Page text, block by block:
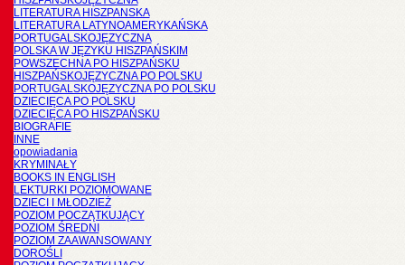
LITERATURA HISZPANSKA
LITERATURA LATYNOAMERYKAŃSKA
PORTUGALSKOJĘZYCZNA
POLSKA W JĘZYKU HISZPAŃSKIM
POWSZECHNA PO HISZPAŃSKU
HISZPAŃSKOJĘZYCZNA PO POLSKU
PORTUGALSKOJĘZYCZNA PO POLSKU
DZIECIĘCA PO POLSKU
DZIECIĘCA PO HISZPAŃSKU
BIOGRAFIE
INNE
opowiadania
KRYMINAŁY
BOOKS IN ENGLISH
LEKTURKI POZIOMOWANE
DZIECI I MŁODZIEŻ
POZIOM POCZĄTKUJĄCY
POZIOM ŚREDNI
POZIOM ZAAWANSOWANY
DOROŚLI